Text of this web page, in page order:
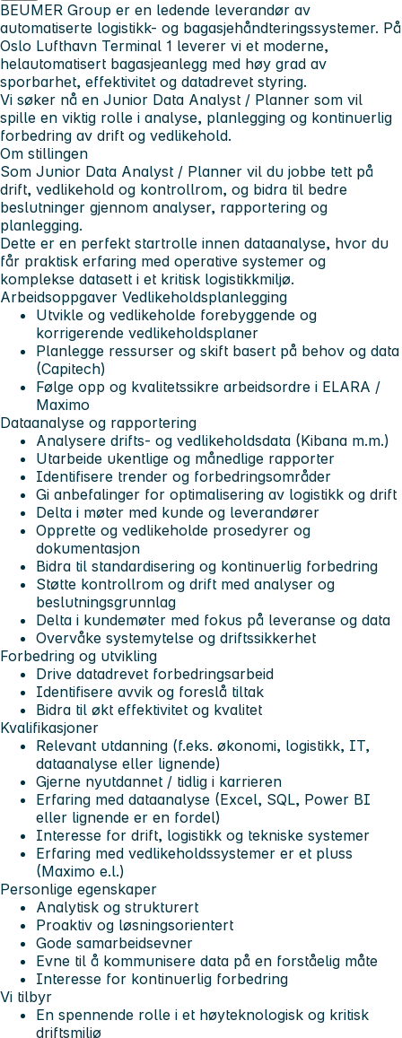
BEUMER Group er en ledende leverandør av
automatiserte logistikk- og bagasjehåndteringssystemer. På
Oslo Lufthavn Terminal 1 leverer vi et moderne,
helautomatisert bagasjeanlegg med høy grad av
sporbarhet, effektivitet og datadrevet styring.
Vi søker nå en Junior Data Analyst / Planner som vil
spille en viktig rolle i analyse, planlegging og kontinuerlig
forbedring av drift og vedlikehold.
Om stillingen
Som Junior Data Analyst / Planner vil du jobbe tett på
drift, vedlikehold og kontrollrom, og bidra til bedre
beslutninger gjennom analyser, rapportering og
planlegging.
Dette er en perfekt startrolle innen dataanalyse, hvor du
får praktisk erfaring med operative systemer og
komplekse datasett i et kritisk logistikkmiljø.
Arbeidsoppgaver Vedlikeholdsplanlegging
Utvikle og vedlikeholde forebyggende og
korrigerende vedlikeholdsplaner
Planlegge ressurser og skift basert på behov og data
(Capitech)
Følge opp og kvalitetssikre arbeidsordre i ELARA /
Maximo
Dataanalyse og rapportering
Analysere drifts- og vedlikeholdsdata (Kibana m.m.)
Utarbeide ukentlige og månedlige rapporter
Identifisere trender og forbedringsområder
Gi anbefalinger for optimalisering av logistikk og drift
Delta i møter med kunde og leverandører
Opprette og vedlikeholde prosedyrer og
dokumentasjon
Bidra til standardisering og kontinuerlig forbedring
Støtte kontrollrom og drift med analyser og
beslutningsgrunnlag
Delta i kundemøter med fokus på leveranse og data
Overvåke systemytelse og driftssikkerhet
Forbedring og utvikling
Drive datadrevet forbedringsarbeid
Identifisere avvik og foreslå tiltak
Bidra til økt effektivitet og kvalitet
Kvalifikasjoner
Relevant utdanning (f.eks. økonomi, logistikk, IT,
dataanalyse eller lignende)
Gjerne nyutdannet / tidlig i karrieren
Erfaring med dataanalyse (Excel, SQL, Power BI
eller lignende er en fordel)
Interesse for drift, logistikk og tekniske systemer
Erfaring med vedlikeholdssystemer er et pluss
(Maximo e.l.)
Personlige egenskaper
Analytisk og strukturert
Proaktiv og løsningsorientert
Gode samarbeidsevner
Evne til å kommunisere data på en forståelig måte
Interesse for kontinuerlig forbedring
Vi tilbyr
En spennende rolle i et høyteknologisk og kritisk
driftsmiljø